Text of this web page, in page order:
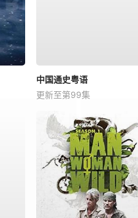
中国通史粤语
更新至第99集